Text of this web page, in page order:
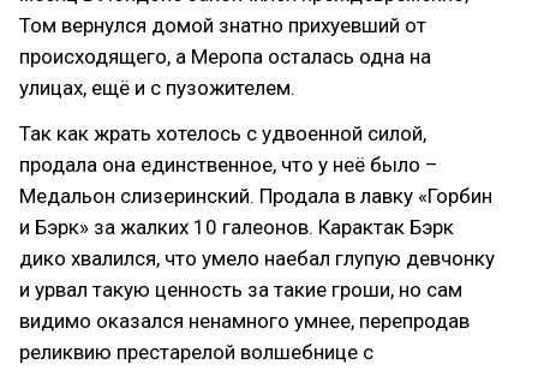
Том вернулся домой знатно прихуевший от
происходящего, а Меропа осталась одна на
улицах, ещё и с пузожителем.
Так как жрать хотелось с удвоенной силой,
продала она единственное, что у неё было –
Медальон слизеринский. Продала в лавку «Горбин
и Бэрк» за жалких 10 галеонов. Карактак Бэрк
дико хвалился, что умело наебал глупую девчонку
и урвал такую ценность за такие гроши, но сам
видимо оказался ненамного умнее, перепродав
реликвию престарелой волшебнице с